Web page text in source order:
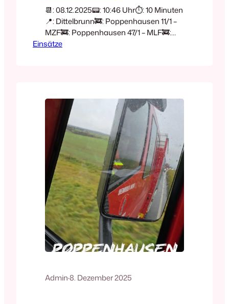
📆: 08.12.2025📟: 10:46 Uhr⏱️: 10 Minuten
📍: Dittelbrunn🚒: Poppenhausen 11/1 –
MZF🚒: Poppenhausen 47/1 – MLF🚒:
Poppenhausen 20/1 – TLF🚒:
Werneck🚒: FW Schweinfurt🚓: Polizei🚒:
Rettungsdienst🚒: UG-ÖEL🚒:
Fachberater THW Zweiter Einsatz des
Tages Keine Stunde später heulte zum
zweiten…
Einsätze
Admin·8. Dezember 2025